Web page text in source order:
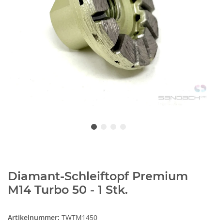
Diamant-Schleiftopf Premium
M14 Turbo 50 - 1 Stk.
Artikelnummer: TWTM1450